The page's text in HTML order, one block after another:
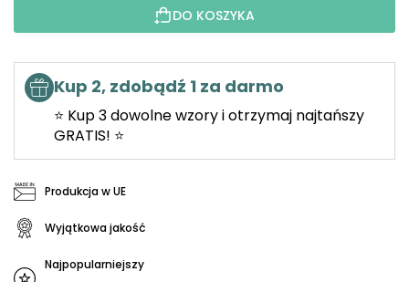
DO KOSZYKA
Kup 2, zdobądź 1 za darmo
⭐ Kup 3 dowolne wzory i otrzymaj najtańszy
GRATIS! ⭐
Produkcja w UE
Wyjątkowa jakość
Najpopularniejszy